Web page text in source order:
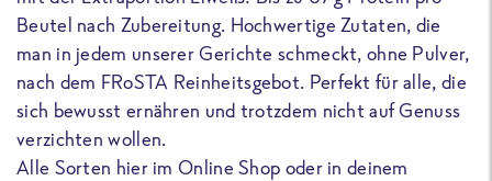
Beutel nach Zubereitung. Hochwertige Zutaten, die
man in jedem unserer Gerichte schmeckt, ohne Pulver,
nach dem FRoSTA Reinheitsgebot. Perfekt für alle, die
sich bewusst ernähren und trotzdem nicht auf Genuss
verzichten wollen.
Alle Sorten hier im Online Shop oder in deinem